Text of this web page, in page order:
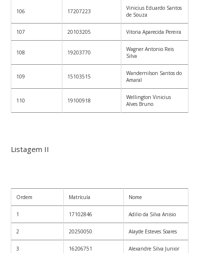
106 17207223
Vinicius Eduardo Santos
de Souza
107 20103205 Vitoria Aparecida Pereira
108 19203770
Wagner Antonio Reis
Silva
109 15103515
Wandernilson Santos do
Amaral
110 19100918
Wellington Vinicius
Alves Bruno
Listagem II
Ordem Matrícula Nome
1 17102846 Adilio da Silva Anisio
2 20250050 Alayde Esteves Soares
3 16206751 Alexandre Silva Junior